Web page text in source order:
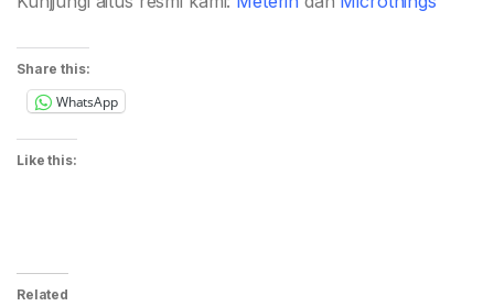
Share this:
WhatsApp
Like this:
Related